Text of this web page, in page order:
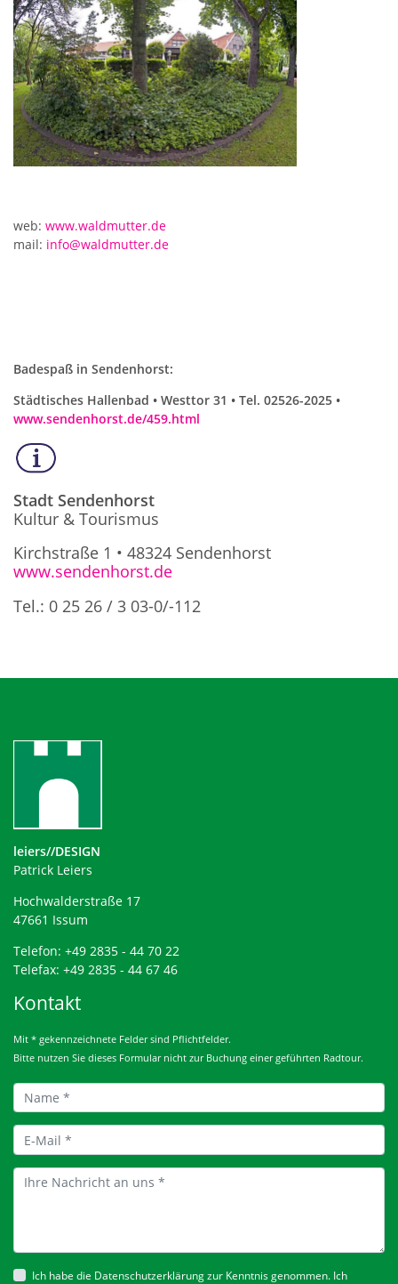
web: www.waldmutter.de
mail: info@waldmutter.de
Badespaß in Sendenhorst:
Städtisches Hallenbad • Westtor 31 • Tel. 02526-2025 •
www.sendenhorst.de/459.html
Stadt Sendenhorst
Kultur & Tourismus
Kirchstraße 1 • 48324 Sendenhorst
www.sendenhorst.de
Tel.: 0 25 26 / 3 03-0/-112
leiers//DESIGN
Patrick Leiers
Hochwalderstraße 17
47661 Issum
Telefon: +49 2835 - 44 70 22
Telefax: +49 2835 - 44 67 46
Kontakt
Mit * gekennzeichnete Felder sind Pflichtfelder.
Bitte nutzen Sie dieses Formular nicht zur Buchung einer geführten Radtour.
Ich habe die Datenschutzerklärungzur Kenntnis genommen. Ich